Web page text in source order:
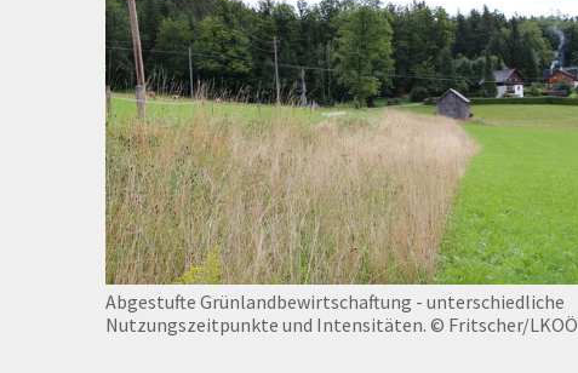
Abgestufte Grünlandbewirtschaftung - unterschiedliche
Nutzungszeitpunkte und Intensitäten. © Fritscher/LKOÖ